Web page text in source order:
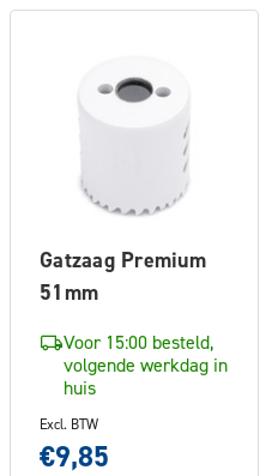
Gatzaag Premium
51mm
Voor 15:00 besteld,
volgende werkdag in
huis
Excl. BTW
€9,85